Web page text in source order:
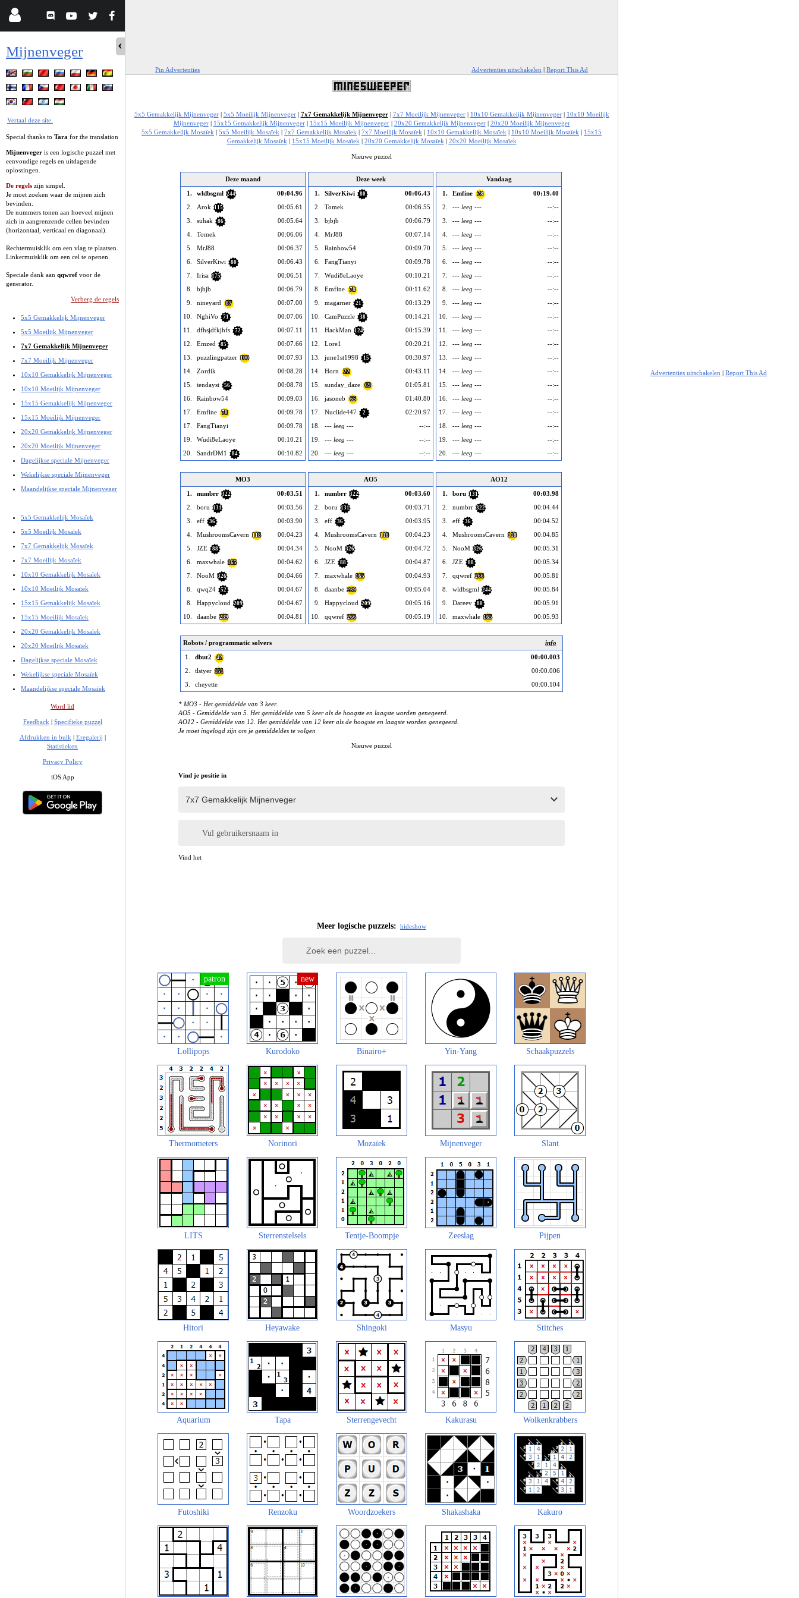
Mijnenveger
Vertaal deze site.
Special thanks to Tara for the translation
Mijnenveger is een logische puzzel met
eenvoudige regels en uitdagende
oplossingen.
De regels zijn simpel.
Je moet zoeken waar de mijnen zich
bevinden.
De nummers tonen aan hoeveel mijnen
zich in aangrenzende cellen bevinden
(horizontaal, verticaal en diagonaal).
Rechtermuisklik om een vlag te plaatsen.
Linkermuisklik om een cel te openen.
Speciale dank aan qqwref voor de
generator.
Verberg de regels
5x5 Gemakkelijk Mijnenveger
5x5 Moeilijk Mijnenveger
7x7 Gemakkelijk Mijnenveger
7x7 Moeilijk Mijnenveger
10x10 Gemakkelijk Mijnenveger
10x10 Moeilijk Mijnenveger
15x15 Gemakkelijk Mijnenveger
15x15 Moeilijk Mijnenveger
20x20 Gemakkelijk Mijnenveger
20x20 Moeilijk Mijnenveger
Dagelijkse speciale Mijnenveger
Wekelijkse speciale Mijnenveger
Maandelijkse speciale Mijnenveger
5x5 Gemakkelijk Mosaïek
5x5 Moeilijk Mosaïek
7x7 Gemakkelijk Mosaïek
7x7 Moeilijk Mosaïek
10x10 Gemakkelijk Mosaïek
10x10 Moeilijk Mosaïek
15x15 Gemakkelijk Mosaïek
15x15 Moeilijk Mosaïek
20x20 Gemakkelijk Mosaïek
20x20 Moeilijk Mosaïek
Dagelijkse speciale Mosaïek
Wekelijkse speciale Mosaïek
Maandelijkse speciale Mosaïek
Word lid
Feedback | Specifieke puzzel
Afdrukken in bulk | Eregalerij |
Statistieken
Privacy Policy
iOS App
Pin Advertenties Advertenties uitschakelen | Report This Ad
5x5 Gemakkelijk Mijnenveger| 5x5 Moeilijk Mijnenveger| 7x7 Gemakkelijk Mijnenveger| 7x7 Moeilijk Mijnenveger| 10x10 Gemakkelijk Mijnenveger| 10x10 Moeilijk
Mijnenveger| 15x15 Gemakkelijk Mijnenveger| 15x15 Moeilijk Mijnenveger| 20x20 Gemakkelijk Mijnenveger| 20x20 Moeilijk Mijnenveger
5x5 Gemakkelijk Mosaïek | 5x5 Moeilijk Mosaïek | 7x7 Gemakkelijk Mosaïek | 7x7 Moeilijk Mosaïek | 10x10 Gemakkelijk Mosaïek | 10x10 Moeilijk Mosaïek | 15x15
Gemakkelijk Mosaïek | 15x15 Moeilijk Mosaïek | 20x20 Gemakkelijk Mosaïek | 20x20 Moeilijk Mosaïek
Nieuwe puzzel
Deze maand
1.
wldbsgml 244
00:04.96
2.
Arok 115
00:05.61
3.
suhak 86
00:05.64
4.
Tomek
00:06.06
5.
MrJ88
00:06.37
6.
SilverKiwi 80
00:06.43
7.
Irisa 175
00:06.51
8.
bjbjb
00:06.79
9.
nineyard 87
00:07.00
10.
NghiVo 71
00:07.06
11.
dfhsjdfkjhfs 72
00:07.11
12.
Emzed 85
00:07.66
13.
puzzlingpatzer 100
00:07.93
14.
Zordik
00:08.28
15.
tendayst 56
00:08.78
16.
Rainbow54
00:09.03
17.
Emfine 78
00:09.78
17.
FangTianyi
00:09.78
19.
Wudi8eLaoye
00:10.21
20.
SandrDM1 84 00:10.82
Deze week
1.
SilverKiwi 80
00:06.43
2.
Tomek
00:06.55
3.
bjbjb
00:06.79
4.
MrJ88
00:07.14
5.
Rainbow54
00:09.70
6.
FangTianyi
00:09.78
7.
Wudi8eLaoye
00:10.21
8.
Emfine 78
00:11.62
9.
magarner 21
00:13.29
10.
CamPuzzle 38
00:14.21
11.
HackMan 124
00:15.39
12.
Lore1
00:20.21
13.
june1st1998 15
00:30.97
14.
Horn 22
00:43.11
15.
sunday_daze 69
01:05.81
16.
jasoneb 65
01:40.80
17.
Nuclide447 2
02:20.97
18.
--- leeg ---
--:--
19.
--- leeg ---
--:--
20.
--- leeg --- --:--
Vandaag
1.
Emfine 78
00:19.40
2.
--- leeg ---
--:--
3.
--- leeg ---
--:--
4.
--- leeg ---
--:--
5.
--- leeg ---
--:--
6.
--- leeg ---
--:--
7.
--- leeg ---
--:--
8.
--- leeg ---
--:--
9.
--- leeg ---
--:--
10.
--- leeg ---
--:--
11.
--- leeg ---
--:--
12.
--- leeg ---
--:--
13.
--- leeg ---
--:--
14.
--- leeg ---
--:--
15.
--- leeg ---
--:--
16.
--- leeg ---
--:--
17.
--- leeg ---
--:--
18.
--- leeg ---
--:--
19.
--- leeg ---
--:--
20.
--- leeg --- --:--
MO3
1.
numbrr 322
00:03.51
2.
boru 131
00:03.56
3.
eff 36
00:03.90
4.
MushroomsCavern 118
00:04.23
5.
JZE 88
00:04.34
6.
maxwhale 165
00:04.62
7.
NooM 326
00:04.66
8.
qwq24 52
00:04.67
8.
Happycloud 209
00:04.67
10.
daanbe 239 00:04.81
AO5
1.
numbrr 322
00:03.60
2.
boru 131
00:03.71
3.
eff 36
00:03.95
4.
MushroomsCavern 118
00:04.23
5.
NooM 326
00:04.72
6.
JZE 88
00:04.87
7.
maxwhale 165
00:04.93
8.
daanbe 239
00:05.04
9.
Happycloud 209
00:05.16
10.
qqwref 266 00:05.19
AO12
1.
boru 131
00:03.98
2.
numbrr 322
00:04.44
3.
eff 36
00:04.52
4.
MushroomsCavern 118
00:04.85
5.
NooM 326
00:05.31
6.
JZE 88
00:05.34
7.
qqwref 266
00:05.81
8.
wldbsgml 244
00:05.84
9.
Dareev 80
00:05.91
10.
maxwhale 165 00:05.93
Robots / programmatic solvers
info
1.
dbut2 42
00:00.003
2.
tlstyer 151
00:00.006
3.
cheyette 00:00.104
* MO3 - Het gemiddelde van 3 keer.
AO5 - Gemiddelde van 5. Het gemiddelde van 5 keer als de hoogste en laagste worden genegeerd.
AO12 - Gemiddelde van 12. Het gemiddelde van 12 keer als de hoogste en laagste worden genegeerd.
Je moet ingelogd zijn om je gemiddeldes te volgen
Nieuwe puzzel
Vind je positie in
Vul gebruikersnaam in
Vind het
Meer logische puzzels: hideshow
Lollipops Kurodoko Binairo+ Yin-Yang Schaakpuzzels
Thermometers Norinori Mozaïek Mijnenveger Slant
LITS Sterrenstelsels Tentje-Boompje Zeeslag Pijpen
Hitori Heyawake Shingoki Masyu Stitches
Aquarium Tapa Sterrengevecht Kakurasu Wolkenkrabbers
Futoshiki Renzoku Woordzoekers Shakashaka Kakuro
Advertenties uitschakelen | Report This Ad